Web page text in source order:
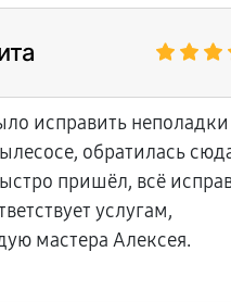
исправить неполадки
обратилась
пришёл, всё
услугам,
мастера Алексея.